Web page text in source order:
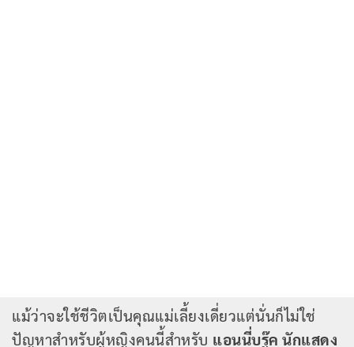
แม้ว่าจะใช้ชีวิตเป็นคุณแม่เลี้ยงเดี่ยวแต่นั่นก็ไม่ใช่
ปัญหาสำหรับผู้หญิงคนนี้สำหรับ แอนนี่บรู๊ค นักแสดง